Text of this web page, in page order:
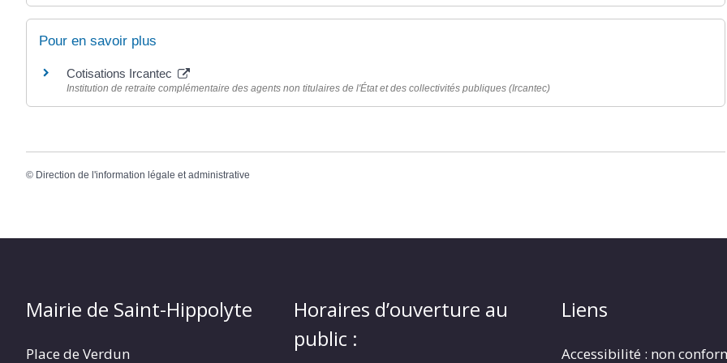
Pour en savoir plus
Cotisations Ircantec
Institution de retraite complémentaire des agents non titulaires de l'État et des collectivités publiques (Ircantec)
© Direction de l'information légale et administrative
Mairie de Saint-Hippolyte
Place de Verdun
Horaires d’ouverture au
public :
Liens
Accessibilité : non